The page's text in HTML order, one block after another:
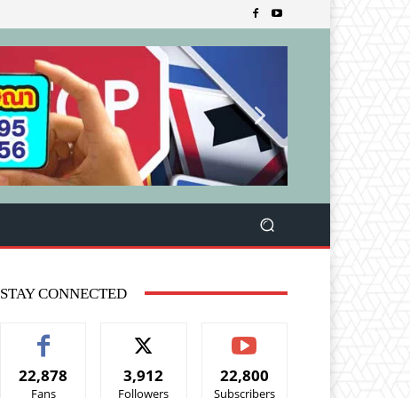
STAY CONNECTED
22,878
Fans
3,912
Followers
22,800
Subscribers